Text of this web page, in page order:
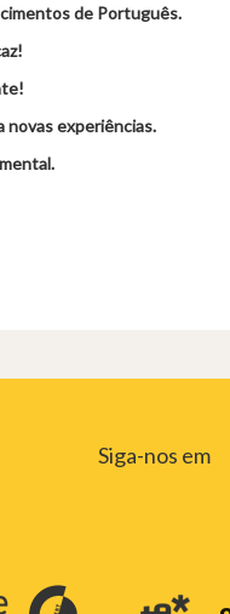
de Português.
novas experiências.
Siga-nos em